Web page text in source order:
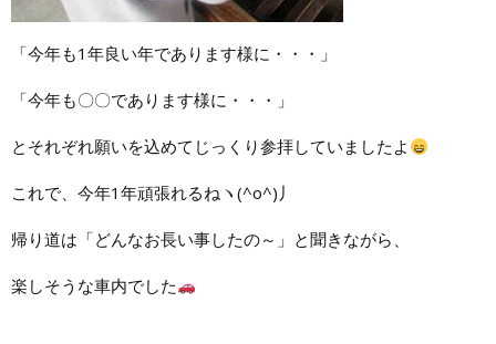
「今年も1年良い年であります様に・・・」
「今年も〇〇であります様に・・・」
とそれぞれ願いを込めてじっくり参拝していましたよ
これで、今年1年頑張れるねヽ(^o^)丿
帰り道は「どんなお長い事したの～」と聞きながら、
楽しそうな車内でした